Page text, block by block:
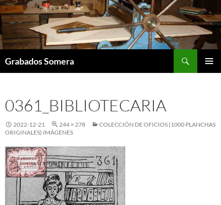
Saltar
al
contenido
Grabados Somera
0361_BIBLIOTECARIA
2022-12-21 244 × 278
COLECCIÓN DE OFICIOS (1000 PLANCHAS
ORIGINALES) IMÁGENES